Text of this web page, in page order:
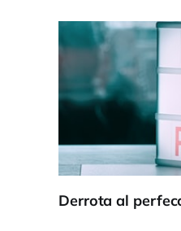
Derrota al